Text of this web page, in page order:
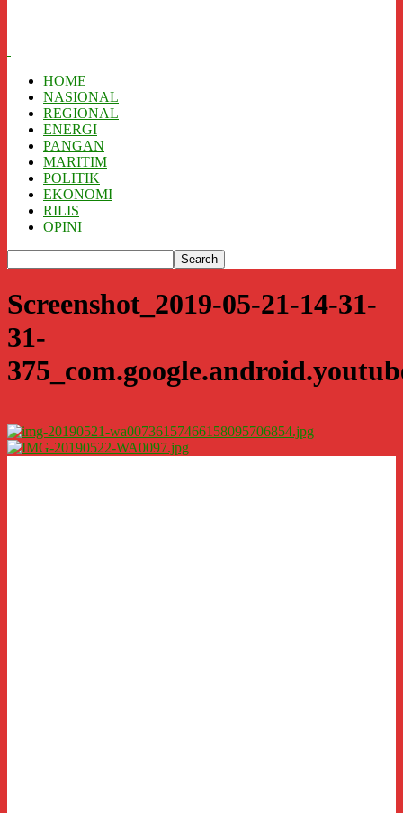
HOME
NASIONAL
REGIONAL
ENERGI
PANGAN
MARITIM
POLITIK
EKONOMI
RILIS
OPINI
Screenshot_2019-05-21-14-31-
31-